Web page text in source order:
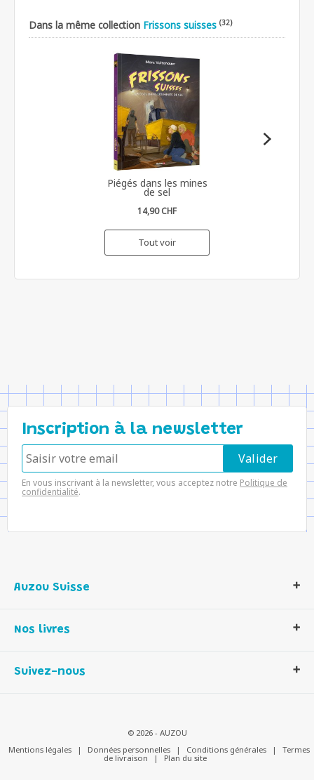
Dans la même collection Frissons suisses (32)
Piégés dans les mines
de sel
14,90 CHF
Tout voir
Inscription à la newsletter
En vous inscrivant à la newsletter, vous acceptez notre Politique de
confidentialité.
Auzou Suisse
Notre histoire
Contactez-nous
Nos livres
Livres enfants
Suivez-nous
© 2026 - AUZOU
Mentions légales
| Données personnelles | Conditions générales |
Termes
de livraison
| Plan du site